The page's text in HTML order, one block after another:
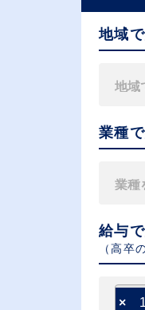
地域
業種
給与
（⾼卒
×